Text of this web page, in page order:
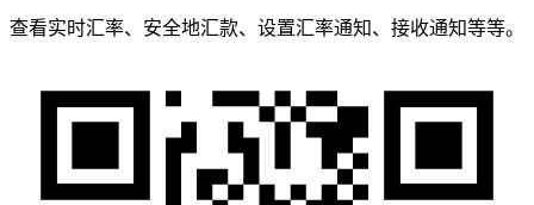
查看实时汇率、安全地汇款、设置汇率通知、接收通知等等。